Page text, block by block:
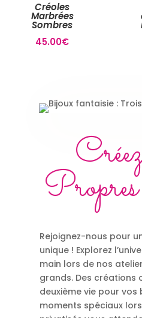
Créoles
Marbrées
Sombres
45.00€
Rejoignez-nous pour
unique ! Explorez
main lors de nos
grands. Des créations
deuxième vie pour vos
moments spéciaux